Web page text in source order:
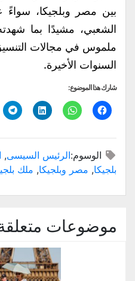
بين مصر وبلجيكا،
الشعبي، مشيدًا بما
ملموس في مجالات
السنوات الأخيرة.
شارك هذا الموضوع:
الوسوم:الرئيس السيسى,
بلجيكا, مصر وبلجيكا, ملك
موضوعات